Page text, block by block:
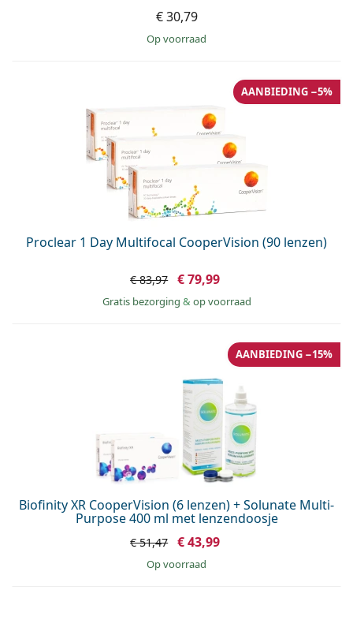
€ 30,79
op voorraad
Proclear 1 Day Multifocal CooperVision (90 lenzen)
AANBIEDING −5%
€ 83,97 € 79,99
Gratis bezorging & op voorraad
Biofinity XR CooperVision (6 lenzen) + Solunate Multi-
Purpose 400 ml met lenzendoosje
AANBIEDING −15%
€ 51,47 € 43,99
op voorraad